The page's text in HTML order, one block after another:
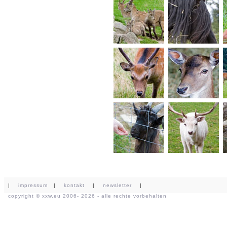
| impressum | kontakt | newsletter |
copyright © xxw.eu 2006- 2026 - alle rechte vorbehalten